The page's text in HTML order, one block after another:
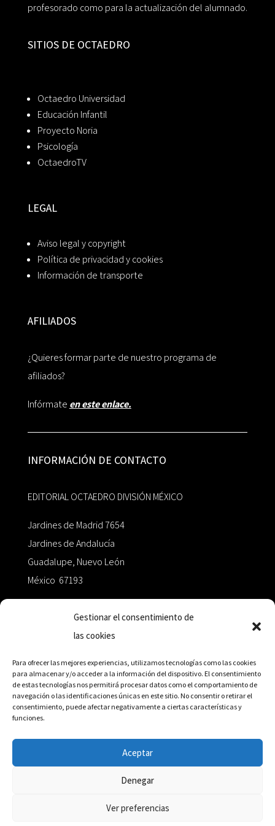
Gestionar el consentimiento de
las cookies
Para ofrecer las mejores experiencias, utilizamos tecnologías como las cookies
para almacenar y/o acceder a la información del dispositivo. El consentimiento
de estas tecnologías nos permitirá procesar datos como el comportamiento de
navegación o las identificaciones únicas en este sitio. No consentir o retirar el
consentimiento, puede afectar negativamente a ciertas características y
funciones.
Aceptar
Denegar
Ver preferencias
profesorado como para la actualización del alumnado.
SITIOS DE OCTAEDRO
Octaedro Universidad
Educación Infantil
Proyecto Noria
Psicología
OctaedroTV
LEGAL
Aviso legal y copyright
Política de privacidad y cookies
Información de transporte
AFILIADOS
¿Quieres formar parte de nuestro programa de
afiliados?
Infórmate en este enlace.
INFORMACIÓN DE CONTACTO
EDITORIAL OCTAEDRO DIVISIÓN MÉXICO
Jardines de Madrid 7654
Jardines de Andalucía
Guadalupe, Nuevo León
México 67193
+52 811.499.5638
RED DE DISTRIBUCIÓN